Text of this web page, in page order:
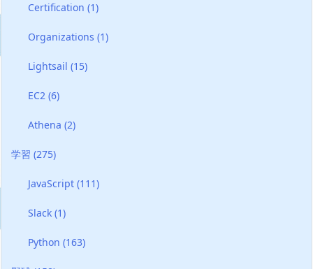
Certification(1)
Organizations(1)
Lightsail(15)
EC2(6)
Athena(2)
学習 (275)
JavaScript(111)
Slack(1)
Python(163)